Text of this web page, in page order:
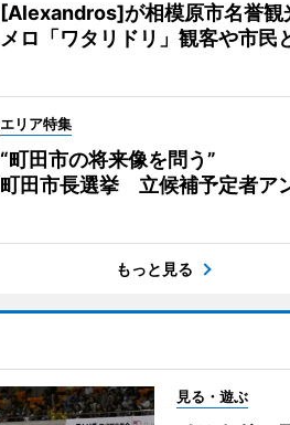
[Alexandros]が相模原市名誉観
メロ「ワタリドリ」観客や市民
エリア特集
“町田市の将来像を問う”
町田市長選挙 立候補予定者ア
もっと見る
見る・遊ぶ